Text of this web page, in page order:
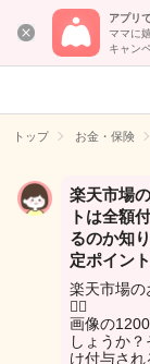
アプリ
ママに
キャン
トップ お金・保険
楽天市場
トは全額
るのか知
定ポイン
楽天市場の
🙇‍♀️
画像の
しょうか
け付与され